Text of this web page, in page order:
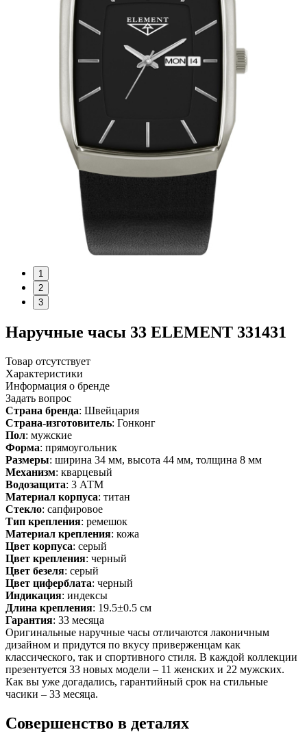
1
2
3
Наручные часы 33 ELEMENT 331431
Товар отсутствует
Характеристики
Информация о бренде
Задать вопрос
Страна бренда: Швейцария
Страна-изготовитель: Гонконг
Пол: мужские
Форма: прямоугольник
Размеры: ширина 34 мм, высота 44 мм, толщина 8 мм
Механизм: кварцевый
Водозащита: 3 АТМ
Материал корпуса: титан
Стекло: сапфировое
Тип крепления: ремешок
Материал крепления: кожа
Цвет корпуса: серый
Цвет крепления: черный
Цвет безеля: серый
Цвет циферблата: черный
Индикация: индексы
Длина крепления: 19.5±0.5 см
Гарантия: 33 месяца
Оригинальные наручные часы отличаются лаконичным
дизайном и придутся по вкусу приверженцам как
классического, так и спортивного стиля. В каждой коллекции
презентуется 33 новых модели – 11 женских и 22 мужских.
Как вы уже догадались, гарантийный срок на стильные
часики – 33 месяца.
Совершенство в деталях